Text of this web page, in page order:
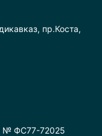
№ ФС77-72025
пр.Коста,